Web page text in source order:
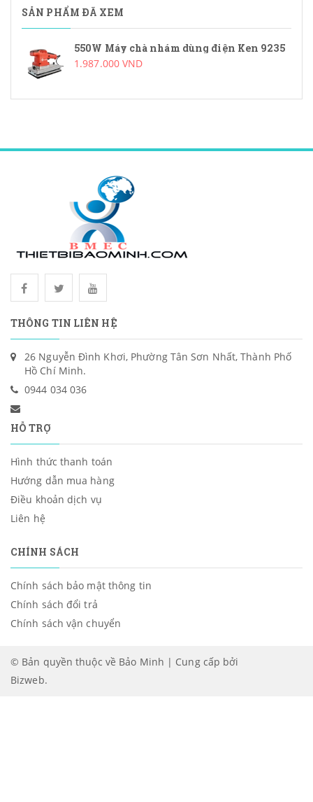
SẢN PHẨM ĐÃ XEM
550W Máy chà nhám dùng điện Ken 9235
1.987.000 VND
THÔNG TIN LIÊN HỆ
26 Nguyễn Đình Khơi, Phường Tân Sơn Nhất, Thành Phố
Hồ Chí Minh.
0944 034 036
HỖ TRỢ
Hình thức thanh toán
Hướng dẫn mua hàng
Điều khoản dịch vụ
Liên hệ
CHÍNH SÁCH
Chính sách bảo mật thông tin
Chính sách đổi trả
Chính sách vận chuyển
© Bản quyền thuộc về Bảo Minh | Cung cấp bởi
Bizweb.